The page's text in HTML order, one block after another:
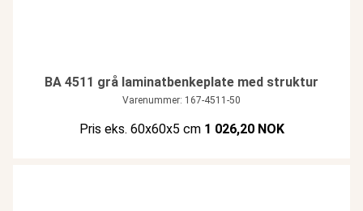
BA 4511 grå laminatbenkeplate med struktur
Varenummer: 167-4511-50
Pris eks. 60x60x5 cm 1 026,20 NOK